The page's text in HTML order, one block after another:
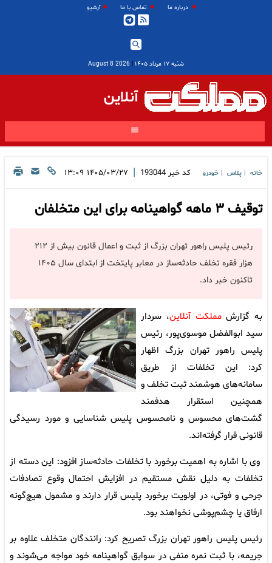
درباره ما تماس با ما آرشیو
شنبه ۱۷ مرداد ۱۴۰۵ |
2026 August 8
آنلاین
خانه پلاس خودرو کد خبر 193044
| ۱۴۰۵/۰۳/۲۷ ۱۳:۰۹
توقیف ۳ ماهه گواهینامه برای این متخلفان
رئیس پلیس راهور تهران بزرگ از ثبت و اعمال قانون بیش از ۲۱۲
هزار فقره تخلف حادثه‌ساز در معابر پایتخت از ابتدای سال ۱۴۰۵
تاکنون خبر داد.
به گزارشمملکت آنلاین، سردار
سید ابوالفضل موسوی‌پور، رئیس
پلیس راهور تهران بزرگ اظهار
کرد: این تخلفات از طریق
سامانه‌های هوشمند ثبت تخلف و
همچنین استقرار هدفمند
گشت‌های محسوس و نامحسوس پلیس شناسایی و مورد رسیدگی
قانونی قرار گرفته‌اند.
وی با اشاره به اهمیت برخورد با تخلفات حادثه‌ساز افزود: این دسته از
تخلفات به دلیل نقش مستقیم در افزایش احتمال وقوع تصادفات
جرحی و فوتی، در اولویت برخورد پلیس قرار دارند و مشمول هیچ‌گونه
ارفاق یا چشم‌پوشی نخواهند بود.
رئیس پلیس راهور تهران بزرگ تصریح کرد: رانندگان متخلف علاوه بر
جریمه، با ثبت نمره منفی در سوابق گواهینامه خود مواجه می‌شوند و